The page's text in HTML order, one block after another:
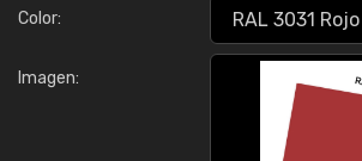
Color:
Imagen: